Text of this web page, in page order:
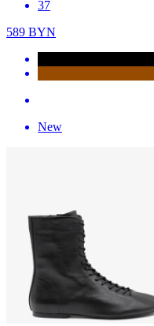
37
589 BYN
New